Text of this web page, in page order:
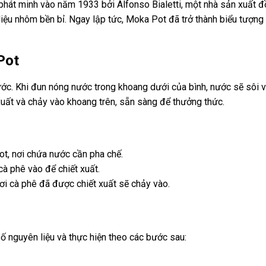
minh vào năm 1933 bởi Alfonso Bialetti, một nhà sản xuất
nhôm bền bỉ. Ngay lập tức, Moka Pot đã trở thành biểu
Khi đun nóng nước trong khoang dưới của bình, nước sẽ sôi
và chảy vào khoang trên, sẵn sàng để thưởng thức.
nơi chứa nước cần pha chế.
phê vào để chiết xuất.
cà phê đã được chiết xuất sẽ chảy vào.
nguyên liệu và thực hiện theo các bước sau: